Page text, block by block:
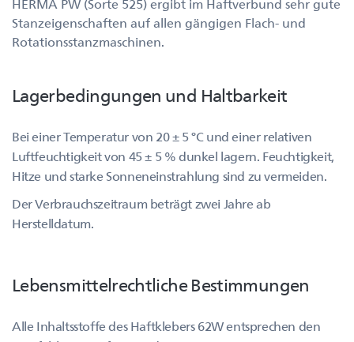
HERMA PW (Sorte 525) ergibt im Haftverbund sehr gute
Stanzeigenschaften auf allen gängigen Flach- und
Rotationsstanzmaschinen.
Lagerbedingungen und Haltbarkeit
Bei einer Temperatur von 20 ± 5 °C und einer relativen
Luftfeuchtigkeit von 45 ± 5 % dunkel lagern. Feuchtigkeit,
Hitze und starke Sonneneinstrahlung sind zu vermeiden.
Der Verbrauchszeitraum beträgt zwei Jahre ab
Herstelldatum.
Lebensmittelrechtliche Bestimmungen
Alle Inhaltsstoffe des Haftklebers 62W entsprechen den